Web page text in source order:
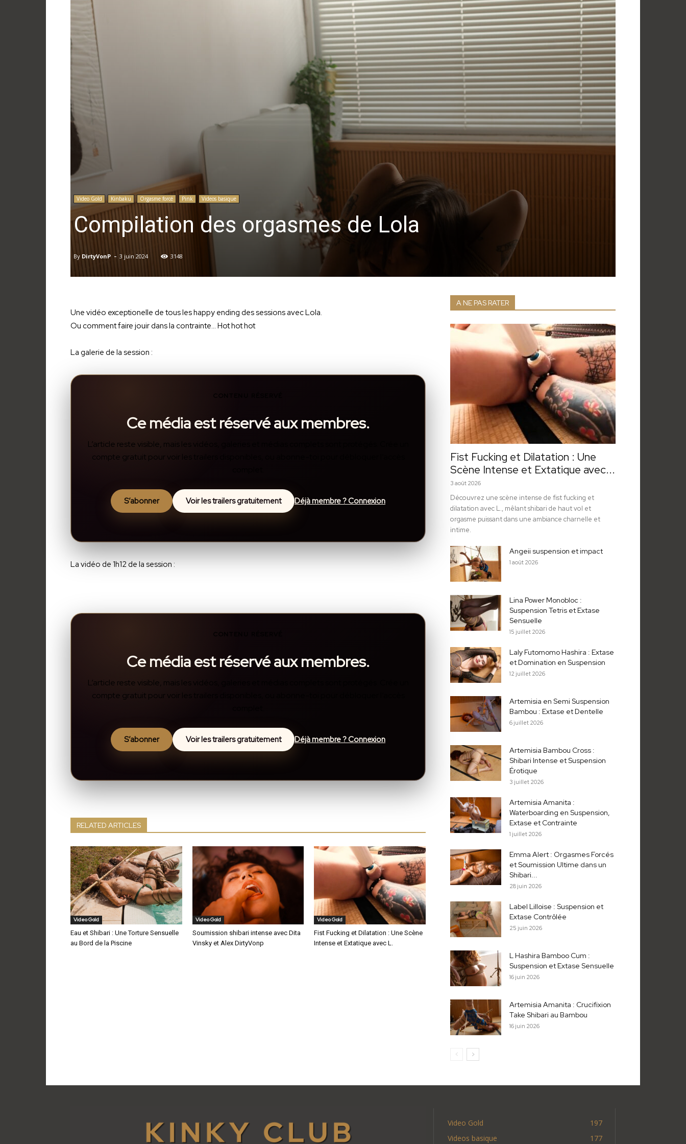
Video Gold Kinbaku Orgasme forcé Pink Videos basique
Compilation des orgasmes de Lola
By DirtyVonP - 3 juin 2024 3148
Une vidéo exceptionelle de tous les happy ending des sessions avec Lola.
Ou comment faire jouir dans la contrainte… Hot hot hot
La galerie de la session :
CONTENU RÉSERVÉ
Ce média est réservé aux membres.
L’article reste visible, mais les vidéos, galeries et médias complets sont protégés. Crée un
compte gratuit pour voir les trailers disponibles, ou abonne-toi pour débloquer l’accès
S’abonner Voir les trailers gratuitement Déjà membre ? Connexion
La vidéo de 1h12 de la session :
CONTENU RÉSERVÉ
Ce média est réservé aux membres.
L’article reste visible, mais les vidéos, galeries et médias complets sont protégés. Crée un
compte gratuit pour voir les trailers disponibles, ou abonne-toi pour débloquer l’accès
S’abonner Voir les trailers gratuitement Déjà membre ? Connexion
RELATED ARTICLES
Video Gold
Eau et Shibari : Une Torture Sensuelle
au Bord de la Piscine
Video Gold
Soumission shibari intense avec Dita
Vinsky et Alex DirtyVonp
Video Gold
Fist Fucking et Dilatation : Une Scène
Intense et Extatique avec L.
A NE PAS RATER
Fist Fucking et Dilatation : Une
Scène Intense et Extatique avec...
3 août 2026
Découvrez une scène intense de fist fucking et
dilatation avec L., mêlant shibari de haut vol et
orgasme puissant dans une ambiance charnelle et
intime.
Angeii suspension et impact
1 août 2026
Lina Power Monobloc :
Suspension Tetris et Extase
Sensuelle
15 juillet 2026
Laly Futomomo Hashira : Extase
et Domination en Suspension
12 juillet 2026
Artemisia en Semi Suspension
Bambou : Extase et Dentelle
6 juillet 2026
Artemisia Bambou Cross :
Shibari Intense et Suspension
Érotique
3 juillet 2026
Artemisia Amanita :
Waterboarding en Suspension,
Extase et Contrainte
1 juillet 2026
Emma Alert : Orgasmes Forcés
et Soumission Ultime dans un
Shibari...
28 juin 2026
Label Lilloise : Suspension et
Extase Contrôlée
25 juin 2026
L Hashira Bamboo Cum :
Suspension et Extase Sensuelle
16 juin 2026
Artemisia Amanita : Crucifixion
Take Shibari au Bambou
16 juin 2026
Video Gold
197
Videos basique
177